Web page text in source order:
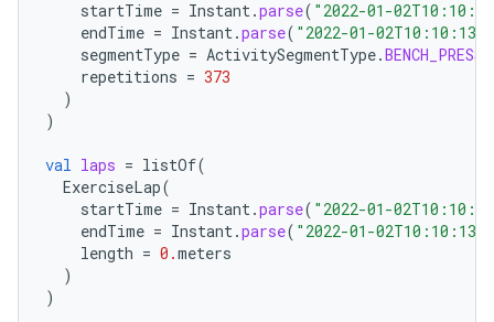
startTime = Instant.parse( "2022-01-
endTime = Instant.parse( "2022-01-02T10:10:13Z"
segmentType = ActivitySegmentType.BENCH_PRESS
repetitions = 373
)
)
val laps = listOf(
ExerciseLap(
startTime = Instant.parse( "2022-01-
endTime = Instant.parse( "2022-01-02T10:10:13Z"
length = 0.meters
)
)